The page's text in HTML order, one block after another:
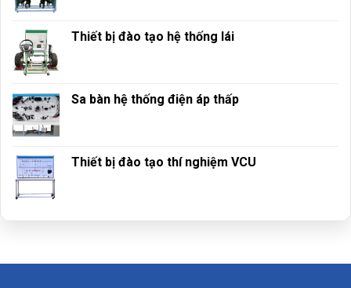
Thiết bị đào tạo hệ thống lái
Sa bàn hệ thống điện áp thấp
Thiết bị đào tạo thí nghiệm VCU